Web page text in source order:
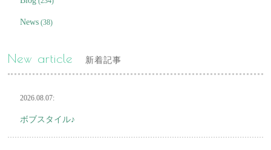
News (38)
New article 新着記事
2026.08.07:
ボブスタイル♪